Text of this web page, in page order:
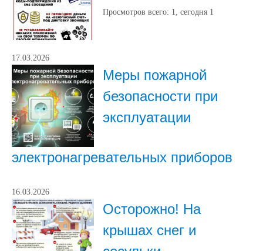
Просмотров всего: 1, сегодня 1
17.03.2026
Меры пожарной
безопасности при
эксплуатации
электронагревательных приборов
16.03.2026
Осторожно! На
крышах снег и